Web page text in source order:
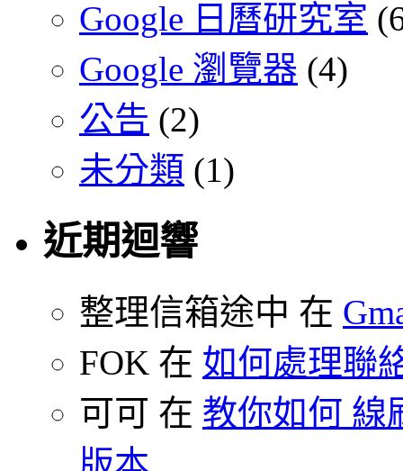
Google 日曆研究室
Google 瀏覽器 (4)
公告 (2)
未分類 (1)
近期迴響
整理信箱途中 在
FOK 在 如何處理聯
可可 在 教你如何 線
版本